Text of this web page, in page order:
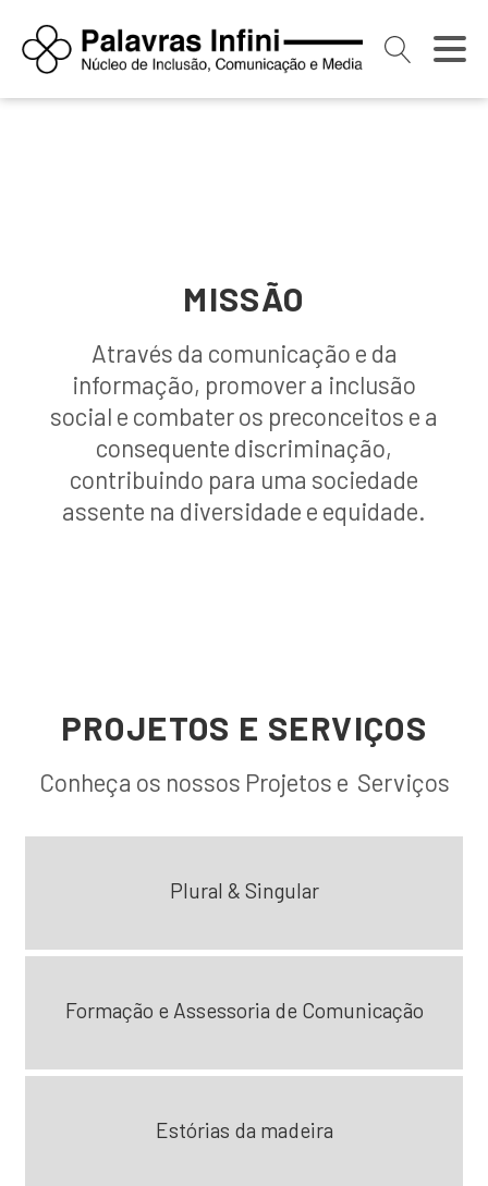
MISSÃO
Através da comunicação e da
informação, promover a inclusão
social e combater os preconceitos e a
consequente discriminação,
contribuindo para uma sociedade
assente na diversidade e equidade.
PROJETOS E SERVIÇOS
Conheça os nossos Projetos e Serviços
Plural & Singular
Formação e Assessoria de Comunicação
Estórias da madeira